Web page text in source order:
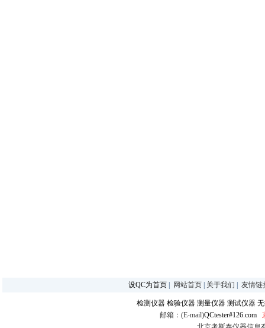
设QC为首页 网站首页 关于我们 友情链
检测仪器 检验仪器 测量仪器 测试仪器
邮箱：(E-mail)QCtester#126.com